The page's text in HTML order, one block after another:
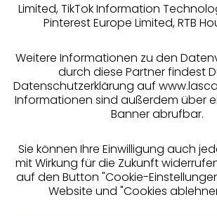
Alle Preise inkl. MwSt., zzgl.
Versandkosten
Limited, TikTok Information
Pinterest Europe Limited, RTB
Weitere Informationen zu den
durch diese Partner findest
Datenschutzerklärung auf
Informationen sind außerdem über
Banner abrufbar.
Sie können Ihre Einwilligung auch
mit Wirkung für die Zukunft
auf den Button "Cookie-
Website und "Cookies